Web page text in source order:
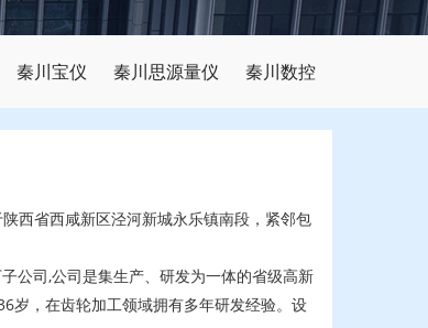
秦川宝仪 秦川思源量仪 秦川数控
西省西咸新区泾河新城永乐镇南段，紧邻包
公司,公司是集生产、研发为一体的省级高新
岁，在齿轮加工领域拥有多年研发经验。设